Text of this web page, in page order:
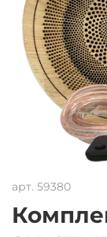
арт. 59380